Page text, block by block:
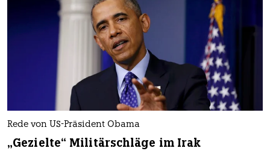
Rede von US-Präsident Obama
„Gezielte“ Militärschläge im Irak